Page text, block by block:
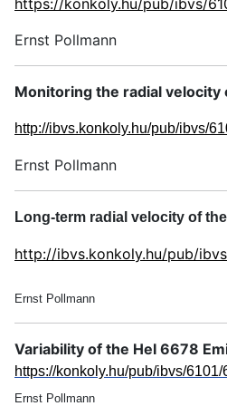
Ernst Pollmann
Monitoring the radial velocity
http://ibvs.konkoly.hu/pub/ibvs/
Ernst Pollmann
Long-term radial velocity of
http://ibvs.konkoly.hu/pub/
Ernst Pollmann
Variability of the HeI 6678
https://konkoly.hu/pub/ibvs/6101/
Ernst Pollmann